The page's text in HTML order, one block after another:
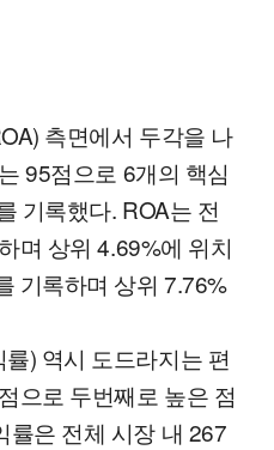
측면에서 두각을 나
95점으로 6개의 핵심
기록했다. ROA는 전
며 상위 4.69%에 위치
기록하며 상위 7.76%
) 역시 도드라지는 편
으로 두번째로 높은 점
률은 전체 시장 내 267